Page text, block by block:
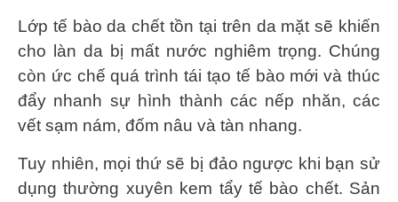
Lớp tế bào da chết tồn tại trên da mặt sẽ khiến
cho làn da bị mất nước nghiêm trọng. Chúng
còn ức chế quá trình tái tạo tế bào mới và thúc
đẩy nhanh sự hình thành các nếp nhăn, các
vết sạm nám, đốm nâu và tàn nhang.
Tuy nhiên, mọi thứ sẽ bị đảo ngược khi bạn sử
dụng thường xuyên kem tẩy tế bào chết. Sản